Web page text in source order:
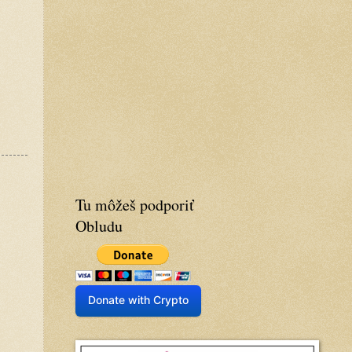
Tu môžeš podporiť
Obludu
Donate with Crypto